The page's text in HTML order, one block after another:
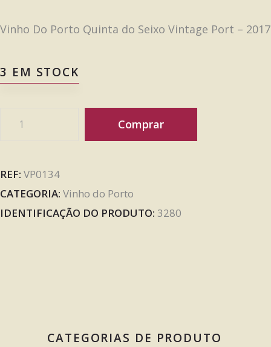
Vinho Do Porto Quinta do Seixo Vintage Port – 2017
3 EM STOCK
Comprar
REF: VP0134
CATEGORIA: Vinho do Porto
IDENTIFICAÇÃO DO PRODUTO: 3280
CATEGORIAS DE PRODUTO